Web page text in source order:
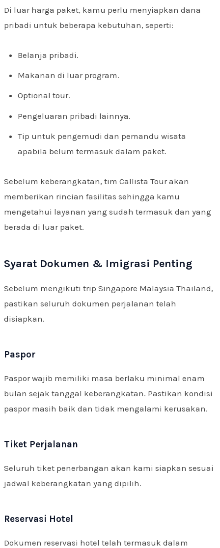
Di luar harga paket, kamu perlu menyiapkan dana
pribadi untuk beberapa kebutuhan, seperti:
Belanja pribadi.
Makanan di luar program.
Optional tour.
Pengeluaran pribadi lainnya.
Tip untuk pengemudi dan pemandu wisata
apabila belum termasuk dalam paket.
Sebelum keberangkatan, tim Callista Tour akan
memberikan rincian fasilitas sehingga kamu
mengetahui layanan yang sudah termasuk dan yang
berada di luar paket.
Syarat Dokumen & Imigrasi Penting
Sebelum mengikuti trip Singapore Malaysia Thailand,
pastikan seluruh dokumen perjalanan telah
disiapkan.
Paspor
Paspor wajib memiliki masa berlaku minimal enam
bulan sejak tanggal keberangkatan. Pastikan kondisi
paspor masih baik dan tidak mengalami kerusakan.
Tiket Perjalanan
Seluruh tiket penerbangan akan kami siapkan sesuai
jadwal keberangkatan yang dipilih.
Reservasi Hotel
Dokumen reservasi hotel telah termasuk dalam